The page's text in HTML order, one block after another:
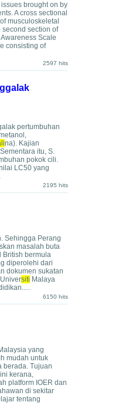
brought on by
A cross sectional
musculoskeletal
section of
Scale
consisting of
2597 hits
pertumbuhan
na). Kajian
itu, S.
pokok cili.
LC50 yang
2195 hits
Sehingga Perang
masalah buta
British bermula
diperolehi dari
dokumen sukatan
siti Malaya
6150 hits
yang
mudah untuk
berada. Tujuan
kerana,
platform IOER dan
di sekitar
tentang